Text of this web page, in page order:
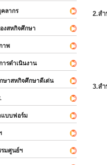
ลากร
สหกิจศึกษา
าพ
รดำเนินงาน
าสหกิจศึกษาดีเด่น
บบฟอร์ม
มศูนย์ฯ
2.ส
3.ส